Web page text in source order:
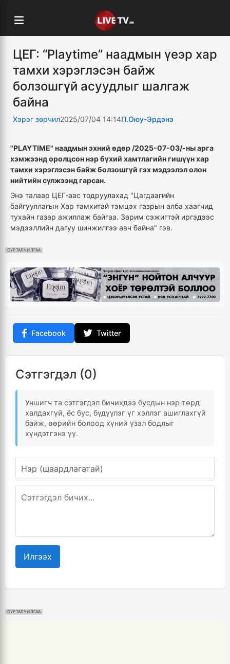
ЦЕГ: “Playtime” наадмын үеэр хар
тамхи хэрэглэсэн байж
болзошгүй асуудлыг шалгаж
байна
Хэрэг зөрчил2025/07/04 14:14П.Оюу-Эрдэнэ
"PLAYTIME" наадмын эхний өдөр /2025-07-03/-ны арга
хэмжээнд оролцсон нэр бүхий хамтлагийн гишүүн хар
тамхи хэрэглэсэн байж болзошгүй гэх мэдээлэл олон
нийтийн сүлжээнд гарсан.
Энэ талаар ЦЕГ-аас тодруулахад "Цагдаагийн
байгууллагын Хар тамхитай тэмцэх газрын алба хаагчид
тухайн газар ажиллаж байгаа. Зарим сэжигтэй иргэдээс
мэдээллийн дагуу шинжилгээ авч байна" гэв.
СУРТАЛЧИЛГАА
Facebook Twitter
Сэтгэгдэл (0)
Уншигч та сэтгэгдэл бичихдээ бусдын нэр төрд
халдахгүй, ёс бус, бүдүүлэг үг хэллэг ашиглахгүй
байж, өөрийн болоод хүний үзэл бодлыг
хүндэтгэнэ үү.
Илгээх
СУРТАЛЧИЛГАА